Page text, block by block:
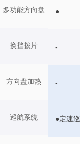
多功能方向盘
换挡拨片
方向盘加热
巡航系统
●
-
-
●定速